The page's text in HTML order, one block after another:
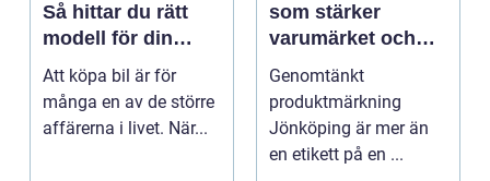
Så hittar du rätt
modell för din
vardag
Att köpa bil är för
många en av de större
affärerna i livet. När...
som stärker
varumärket och
förenklar vardagen
Genomtänkt
produktmärkning
Jönköping är mer än
en etikett på en ...